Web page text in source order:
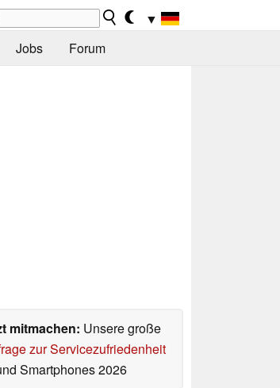
▼
Jobs Forum
mitmachen: Unsere große
zur Servicezufriedenheit
Smartphones 2026